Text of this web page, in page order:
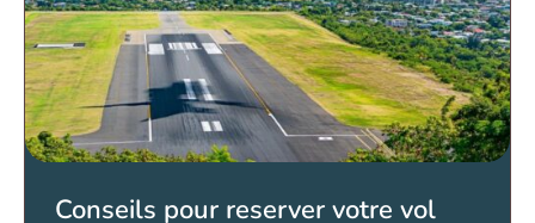
Conseils pour reserver votre vol